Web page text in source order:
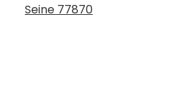
Seine 77870